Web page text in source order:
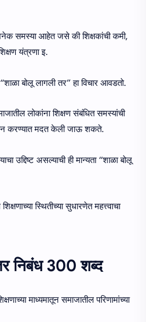
समस्या आहेत जसे की शिक्षकांची कमी,
यंत्रणा इ.
बोलू लागली तर” हा विचार आवडतो.
लोकांना शिक्षण संबंधित समस्यांची
करण्यात मदत केली जाऊ शकते.
उद्दिष्ट असल्याची ही मान्यता “शाळा बोलू
स्थितीच्या सुधारणेत महत्त्वाचा
निबंध 300 शब्द
माध्यमातून समाजातील परिणामांच्या